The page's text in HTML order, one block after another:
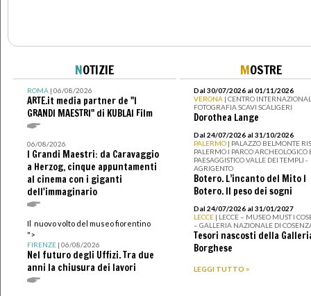
NOTIZIE
ROMA| 06/08/2026
ARTE.it media partner de "I
GRANDI MAESTRI" di KUBLAI Film
06/08/2026
I Grandi Maestri: da Caravaggio
a Herzog, cinque appuntamenti
al cinema con i giganti
dell'immaginario
Il nuovo volto del museo fiorentino
">
FIRENZE| 06/08/2026
Nel futuro degli Uffizi. Tra due
anni la chiusura dei lavori
MOSTRE
Dal 30/07/2026 al 01/11/2026
VERONA | CENTRO
FOTOGRAFIA SCAVI SCALIGERI
Dorothea Lange
Dal 24/07/2026 al 31/10/2026
PALERMO | PALAZZO BELMONTE
PALERMO I PARCO ARCHEOLOGICO
PAESAGGISTICO VALLE DEI TEMPLI -
AGRIGENTO
Botero. L’incanto del Mito I
Botero. Il peso dei sogni
Dal 24/07/2026 al 31/01/2027
LECCE | LECCE – MUSEO MUST I
– GALLERIA NAZIONALE DI
Tesori nascosti della
Borghese
LEGGI TUTTO >